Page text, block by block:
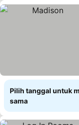
Pilih tanggal untuk
sama